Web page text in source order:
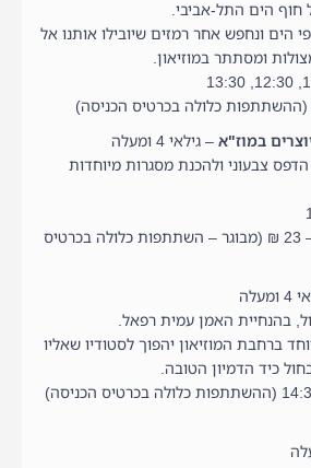
חוף הים התל-אביבי.
הים ונחפש אחר רמזים שיובילו אותנו אל
ומסתתר במוזיאון.
כלולה בכרטיס הכניסה)
במוז"א– גילאי 4 ומעלה
צבעוני ולהכנת מסגרות מיוחדות
עלות נוספת לילדים – 23 ₪ (מבוגר – השתתפות כלולה בכרטיס
בהנחיית האמן עמית רפאל.
ברחבת המוזיאון יהפוך לסטודיו שאליו
כיד הדמיון הטובה.